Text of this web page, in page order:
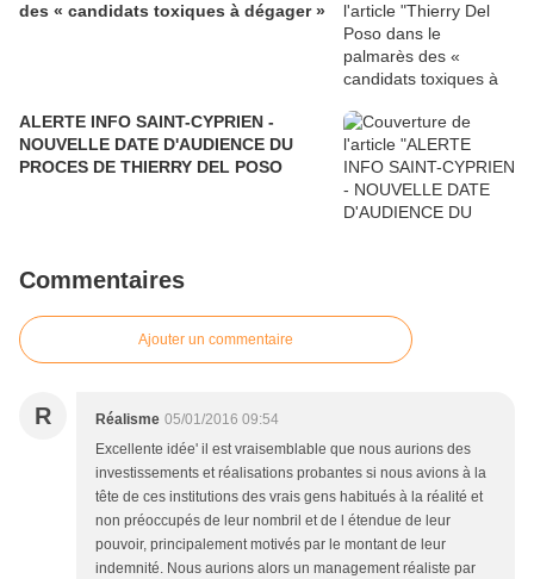
des « candidats toxiques à dégager »
ALERTE INFO SAINT-CYPRIEN -
NOUVELLE DATE D'AUDIENCE DU
PROCES DE THIERRY DEL POSO
Commentaires
Ajouter un commentaire
R Réalisme 05/01/2016 09:54
Excellente idée' il est vraisemblable que nous aurions des
investissements et réalisations probantes si nous avions à la
tête de ces institutions des vrais gens habitués à la réalité et
non préoccupés de leur nombril et de l étendue de leur
pouvoir, principalement motivés par le montant de leur
indemnité. Nous aurions alors un management réaliste par